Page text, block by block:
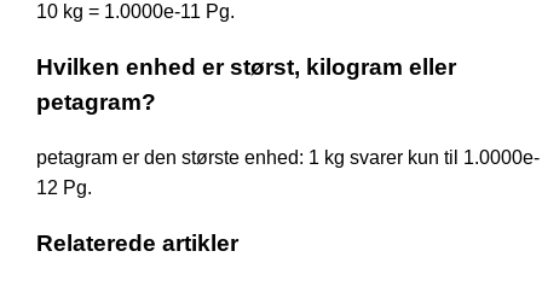
10 kg = 1.0000e-11 Pg.
Hvilken enhed er størst, kilogram eller
petagram?
petagram er den største enhed: 1 kg svarer kun til 1.0000e-
12 Pg.
Relaterede artikler